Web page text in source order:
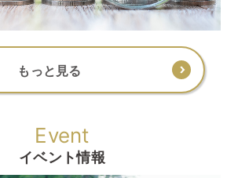
もっと見る
Event
イベント情報